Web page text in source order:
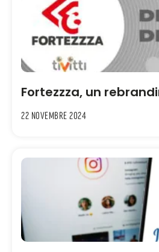
Fortezzza, un
22 Novembre 2024